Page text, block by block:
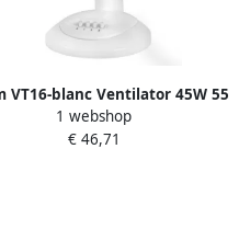
VT16-blanc Ventilator 45W 55
5cm 385441
1 webshop
€ 46,71